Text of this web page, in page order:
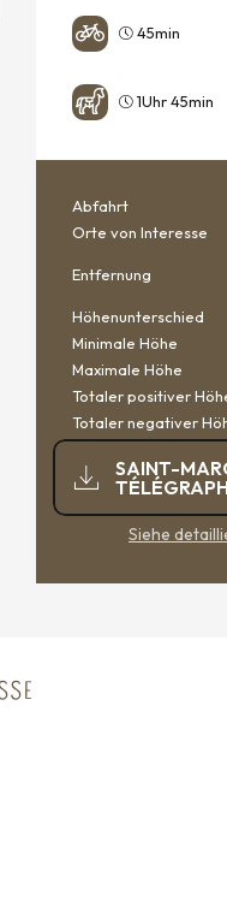
45min
1Uhr 45min
Abfahrt
Orte von Interesse
Entfernung
Höhenunterschied
Minimale Höhe
Maximale Höhe
Totaler positiver
Totaler negativer
SAINT-
Siehe